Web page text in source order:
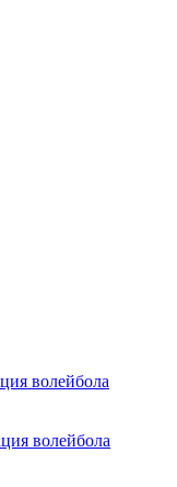
волейбола
волейбола